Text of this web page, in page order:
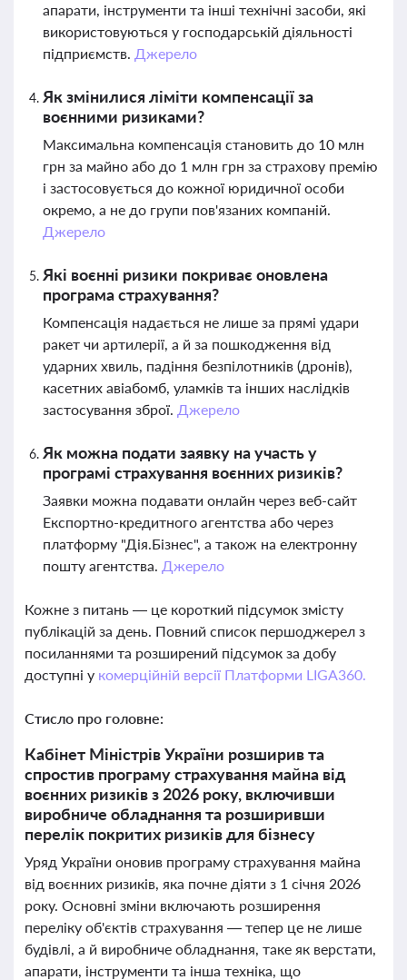
апарати, інструменти та інші технічні засоби, які
використовуються у господарській діяльності
підприємств. Джерело
Як змінилися ліміти компенсації за
воєнними ризиками?
Максимальна компенсація становить до 10 млн
грн за майно або до 1 млн грн за страхову премію
і застосовується до кожної юридичної особи
окремо, а не до групи пов'язаних компаній.
Джерело
Які воєнні ризики покриває оновлена
програма страхування?
Компенсація надається не лише за прямі удари
ракет чи артилерії, а й за пошкодження від
ударних хвиль, падіння безпілотників (дронів),
касетних авіабомб, уламків та інших наслідків
застосування зброї. Джерело
Як можна подати заявку на участь у
програмі страхування воєнних ризиків?
Заявки можна подавати онлайн через веб-сайт
Експортно-кредитного агентства або через
платформу "Дія.Бізнес", а також на електронну
пошту агентства. Джерело
Кожне з питань — це короткий підсумок змісту
публікацій за день. Повний список першоджерел з
посиланнями та розширений підсумок за добу
доступні у комерційній версії Платформи LIGA360.
Стисло про головне:
Кабінет Міністрів України розширив та
спростив програму страхування майна від
воєнних ризиків з 2026 року, включивши
виробниче обладнання та розширивши
перелік покритих ризиків для бізнесу
Уряд України оновив програму страхування майна
від воєнних ризиків, яка почне діяти з 1 січня 2026
року. Основні зміни включають розширення
переліку об'єктів страхування — тепер це не лише
будівлі, а й виробниче обладнання, таке як верстати,
апарати, інструменти та інша техніка, що